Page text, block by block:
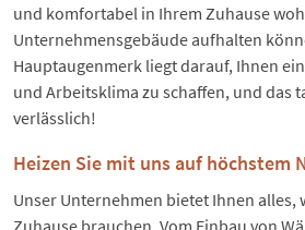
und komfortabel in Ihrem Zuhause
Unternehmensgebäude aufhalten
Hauptaugenmerk liegt darauf, Ihnen
und Arbeitsklima zu schaffen, und das
verlässlich!
Heizen Sie mit uns auf höchstem
Unser Unternehmen bietet Ihnen alles,